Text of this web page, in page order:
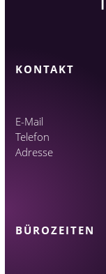
KONTAKT
E-Mail
Telefon
Adresse
BÜROZEITEN